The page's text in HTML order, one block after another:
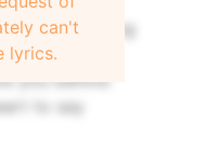
been turning
away
you behind
to say
can't
lyrics.